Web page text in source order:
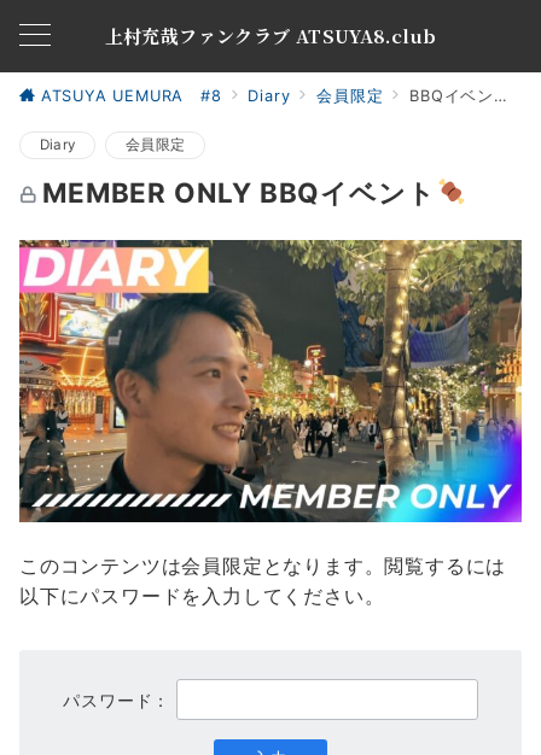
上村充哉ファンクラブ ATSUYA8.club
ATSUYA UEMURA #8 Diary 会員限定 BBQイベント
Diary 会員限定
MEMBER ONLY BBQイベント
このコンテンツは会員限定となります。閲覧するには
以下にパスワードを入力してください。
パスワード：